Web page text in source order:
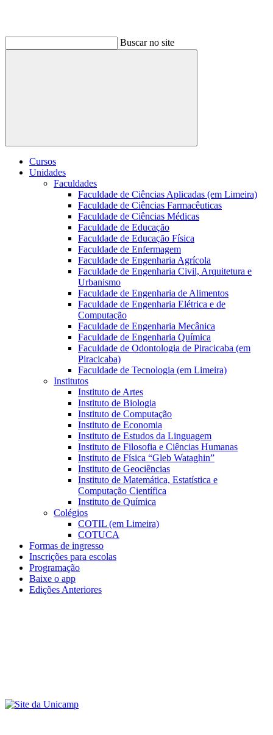
Buscar no site
Buscar
Cursos
Unidades
Faculdades
Faculdade de Ciências Aplicadas (em Limeira)
Faculdade de Ciências Farmacêuticas
Faculdade de Ciências Médicas
Faculdade de Educação
Faculdade de Educação Física
Faculdade de Enfermagem
Faculdade de Engenharia Agrícola
Faculdade de Engenharia Civil, Arquitetura e
Urbanismo
Faculdade de Engenharia de Alimentos
Faculdade de Engenharia Elétrica e de
Computação
Faculdade de Engenharia Mecânica
Faculdade de Engenharia Química
Faculdade de Odontologia de Piracicaba (em
Piracicaba)
Faculdade de Tecnologia (em Limeira)
Institutos
Instituto de Artes
Instituto de Biologia
Instituto de Computação
Instituto de Economia
Instituto de Estudos da Linguagem
Instituto de Filosofia e Ciências Humanas
Instituto de Física “Gleb Wataghin”
Instituto de Geociências
Instituto de Matemática, Estatística e
Computação Científica
Instituto de Química
Colégios
COTIL (em Limeira)
COTUCA
Formas de ingresso
Inscrições para escolas
Programação
Baixe o app
Edições Anteriores